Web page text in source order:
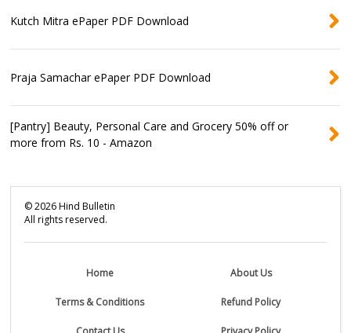
Kutch Mitra ePaper PDF Download
Praja Samachar ePaper PDF Download
[Pantry] Beauty, Personal Care and Grocery 50% off or
more from Rs. 10 - Amazon
©2026Hind Bulletin
All rights reserved.
Home About Us
Terms & Conditions Refund Policy